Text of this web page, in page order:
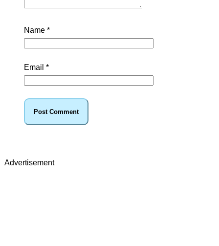
Name *
Email *
Advertisement